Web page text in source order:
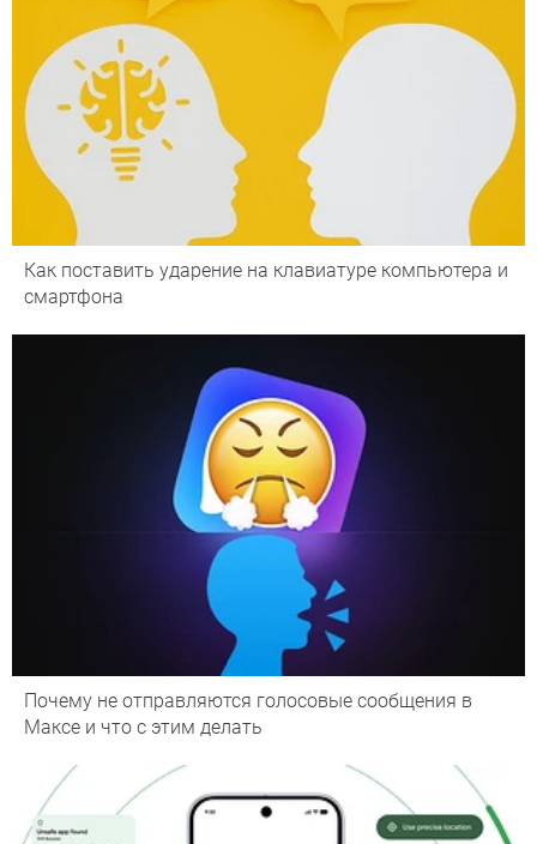
Как поставить ударение на клавиатуре компьютера и
смартфона
Почему не отправляются голосовые сообщения в
Максе и что с этим делать